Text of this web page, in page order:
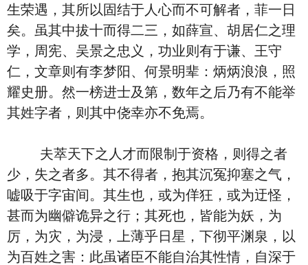
生荣遇，其所以固结于人心而不可解者，菲一日
矣。虽其中拔十而得二三，如薛宣、胡居仁之理
学，周宪、吴景之忠义，功业则有于谦、王守
仁，文章则有李梦阳、何景明辈：炳炳浪浪，照
耀史册。然一榜进士及第，数年之后乃有不能举
其姓字者，则其中侥幸亦不免焉。
夫萃天下之人才而限制于资格，则得之者
少，失之者多。其不得者，抱其沉冤抑塞之气，
嘘吸于字宙间。其生也，或为佯狂，或为迂怪，
甚而为幽僻诡异之行；其死也，皆能为妖，为
厉，为灾，为浸，上薄乎日星，下彻平渊泉，以
为百姓之害：此虽诸臣不能自治其性情，自深于